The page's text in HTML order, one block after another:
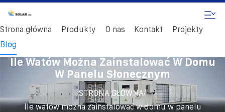
Strona główna Produkty O nas Kontakt
Projekty
Blog
Ile Watów Można Zainstalować W Domu
W Panelu Słonecznym
STRONA GŁÓWNA/
Ile watów można zainstalować w domu w panelu